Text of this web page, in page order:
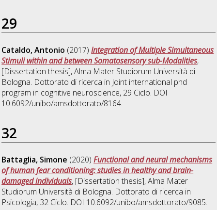
29
Cataldo, Antonio (2017)Integration of Multiple Simultaneous
Stimuli within and between Somatosensory sub-Modalities,
[Dissertation thesis], Alma Mater Studiorum Università di
Bologna. Dottorato di ricerca in Joint international phd
program in cognitive neuroscience, 29 Ciclo. DOI
10.6092/unibo/amsdottorato/8164.
32
Battaglia, Simone (2020)Functional and neural mechanisms
of human fear conditioning: studies in healthy and brain-
damaged individuals, [Dissertation thesis], Alma Mater
Studiorum Università di Bologna. Dottorato di ricerca in
Psicologia, 32 Ciclo. DOI 10.6092/unibo/amsdottorato/9085.